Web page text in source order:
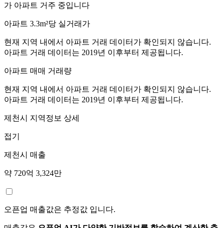
가 아파트 거주 중입니다
아파트 3.3m²당 실거래가
현재 지역 내에서 아파트 거래 데이터가 확인되지 않습니다.
아파트 거래 데이터는 2019년 이후부터 제공됩니다.
아파트 매매 거래량
현재 지역 내에서 아파트 거래 데이터가 확인되지 않습니다.
아파트 거래 데이터는 2019년 이후부터 제공됩니다.
제천시 지역정보 상세
접기
제천시 매출
약 720억 3,324만
오픈업 매출값은 추정값 입니다.